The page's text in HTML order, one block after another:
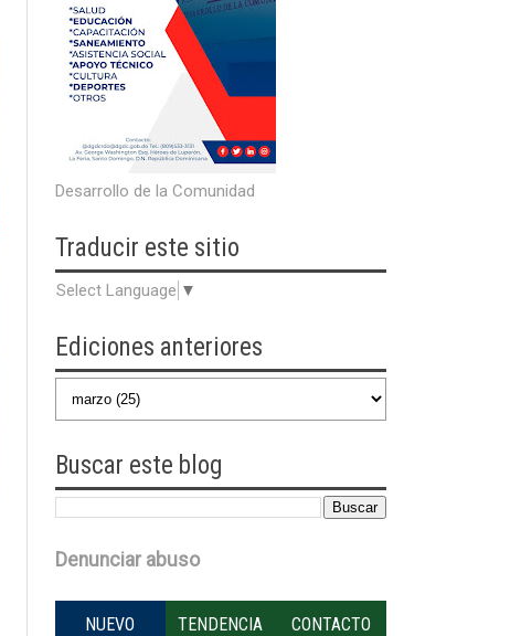
Desarrollo de la Comunidad
Traducir este sitio
Select Language ▼
Ediciones anteriores
Buscar este blog
Denunciar abuso
NUEVO TENDENCIA CONTACTO